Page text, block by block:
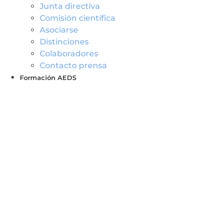
Junta directiva
Comisión científica
Asociarse
Distinciones
Colaboradores
Contacto prensa
Formación AEDS